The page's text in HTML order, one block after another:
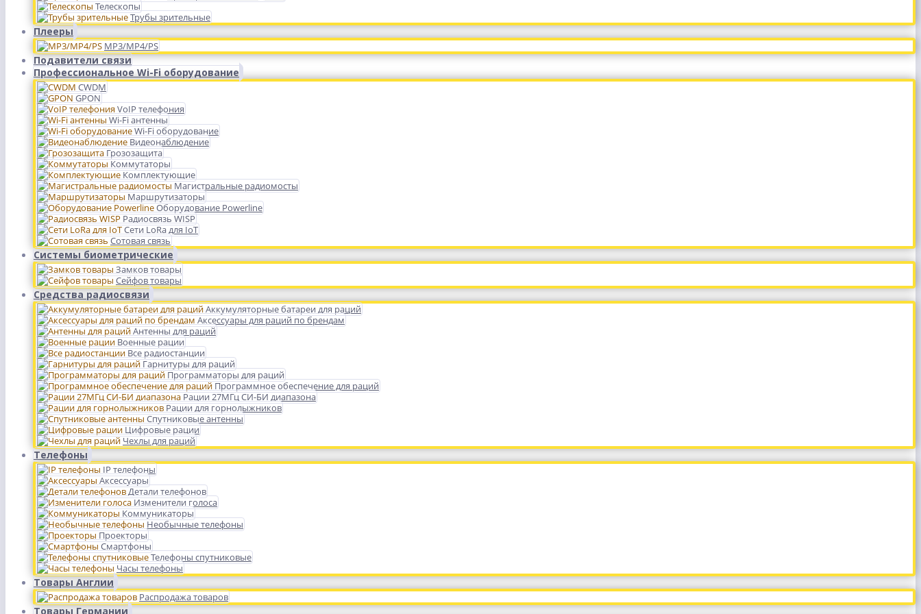
Телескопы
Трубы зрительные
Плееры
MP3/MP4/PS
Подавители связи
Профессиональное Wi-Fi оборудование
CWDM
GPON
VoIP телефония
Wi-Fi антенны
Wi-Fi оборудование
Видеонаблюдение
Грозозащита
Коммутаторы
Комплектующие
Магистральные радиомосты
Маршрутизаторы
Оборудование Powerline
Радиосвязь WISP
Сети LoRa для IoT
Сотовая связь
Системы биометрические
Замков товары
Сейфов товары
Средства радиосвязи
Аккумуляторные батареи для раций
Аксессуары для раций по брендам
Антенны для раций
Военные рации
Все радиостанции
Гарнитуры для раций
Программаторы для раций
Программное обеспечение для раций
Рации 27МГц СИ-БИ диапазона
Рации для горнолыжников
Спутниковые антенны
Цифровые рации
Чехлы для раций
Телефоны
IP телефоны
Аксессуары
Детали телефонов
Изменители голоса
Коммуникаторы
Необычные телефоны
Проекторы
Смартфоны
Телефоны спутниковые
Часы телефоны
Товары Англии
Распродажа товаров
Товары Германии